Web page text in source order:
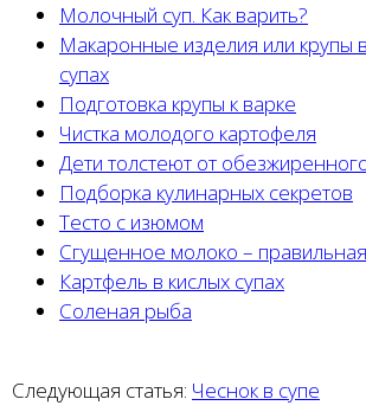
Молочный суп. Как варить?
Макаронные изделия или крупы
супах
Подготовка крупы к варке
Чистка молодого картофеля
Дети толстеют от
Подборка кулинарных секретов
Тесто с изюмом
Сгущенное молоко –
Картфель в кислых супах
Соленая рыба
Следующая статья: Чеснок в супе